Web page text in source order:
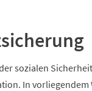
sozialen
In